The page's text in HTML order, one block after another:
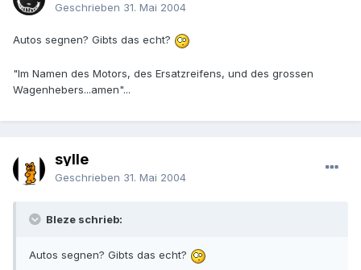
Geschrieben 31. Mai 2004
Autos segnen? Gibts das echt?
"Im Namen des Motors, des Ersatzreifens, und des grossen
Wagenhebers...amen"...
sylle
Geschrieben 31. Mai 2004
Bleze schrieb:
Autos segnen? Gibts das echt?